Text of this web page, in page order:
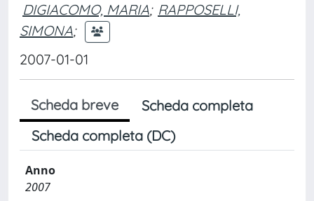
DIGIACOMO, MARIA; RAPPOSELLI,
SIMONA;
2007-01-01
Scheda breve
Scheda completa
Scheda completa (DC)
Anno
2007